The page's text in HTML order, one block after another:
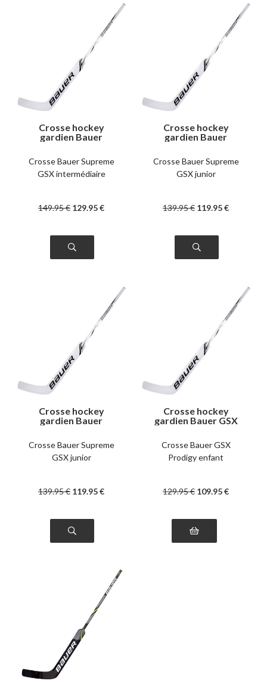
Crosse hockey
gardien Bauer
intermédiaire right
Crosse Bauer Supreme
GSX intermédiaire
149.95€ 129.95€
Crosse hockey
gardien Bauer
Crosse Bauer Supreme
GSX junior
139.95€ 119.95€
Crosse hockey
gardien Bauer
right
Crosse Bauer Supreme
GSX junior
139.95€ 119.95€
Crosse hockey
gardien Bauer GSX
Crosse Bauer GSX
Prodigy enfant
129.95€ 109.95€